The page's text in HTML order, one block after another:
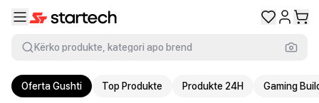
Kërko produkte, kategori apo brend
Oferta Gushti Top Produkte Produkte 24H Gaming